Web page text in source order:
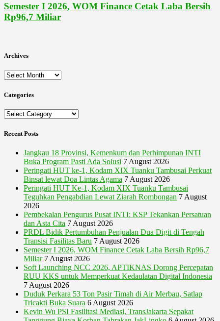
Semester I 2026, WOM Finance Cetak Laba Bersih
Rp96,7 Miliar
Archives
Archives
Categories
Categories
Recent Posts
Jangkau 18 Provinsi, Kemenkum dan Perhimpunan INTI
Buka Program Pasti Ada Solusi 7 August 2026
Peringati HUT ke-1, Kodam XIX Tuanku Tambusai Perkuat
Binsat lewat Doa Lintas Agama 7 August 2026
Peringati HUT Ke-1, Kodam XIX Tuanku Tambusai
Teguhkan Pengabdian Lewat Ziarah Rombongan 7 August
2026
Pembekalan Pengurus Pusat INTI: KSP Tekankan Persatuan
dan Asta Cita 7 August 2026
PRDL Bidik Pertumbuhan Penjualan Dua Digit di Tengah
Transisi Fasilitas Baru 7 August 2026
Semester I 2026, WOM Finance Cetak Laba Bersih Rp96,7
Miliar 7 August 2026
Soft Launching NCC 2026, APTIKNAS Dorong Percepatan
RUU KKS untuk Memperkuat Kedaulatan Digital Indonesia
7 August 2026
Duduk Perkara 53 Ton Pasir Timah di Air Merbau, Satlap
Tricakti Buka Suara 6 August 2026
Kevin Wu PSI Fasilitasi Mediasi, TransJakarta Sepakat